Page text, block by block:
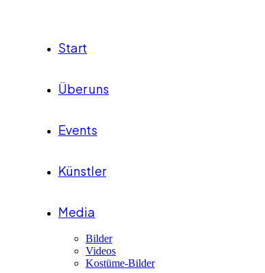
Start
Über uns
Events
Künstler
Media
Bilder
Videos
Kostüme-Bilder